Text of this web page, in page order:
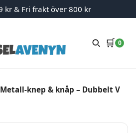
kr & Fri frakt över 800 kr
🛒 0
Metall-knep & knåp – Dubbelt V